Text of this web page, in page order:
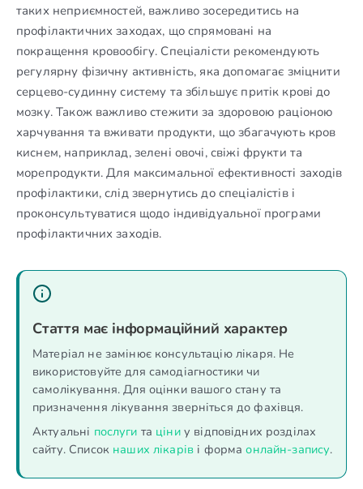
таких неприємностей, важливо зосередитись на
профілактичних заходах, що спрямовані на
покращення кровообігу. Спеціалісти рекомендують
регулярну фізичну активність, яка допомагає зміцнити
серцево-судинну систему та збільшує притік крові до
мозку. Також важливо стежити за здоровою раціоною
харчування та вживати продукти, що збагачують кров
киснем, наприклад, зелені овочі, свіжі фрукти та
морепродукти. Для максимальної ефективності заходів
профілактики, слід звернутись до спеціалістів і
проконсультуватися щодо індивідуальної програми
профілактичних заходів.
Стаття має інформаційний характер
Матеріал не замінює консультацію лікаря. Не
використовуйте для самодіагностики чи
самолікування. Для оцінки вашого стану та
призначення лікування зверніться до фахівця.
Актуальні послуги та ціниу відповідних розділах
сайту. Список наших лікарів і формаонлайн-запису.